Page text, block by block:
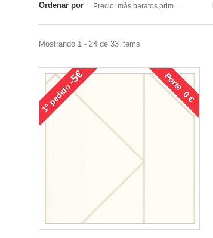
Ordenar por Precio: más baratos primero
Mostrando 1 - 24 de 33 items
1°
pedido
-5€ Porte 0 €